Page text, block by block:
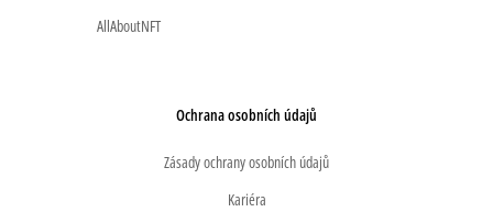
AllAboutNFT
Ochrana osobních údajů
Zásady ochrany osobních údajů
Kariéra